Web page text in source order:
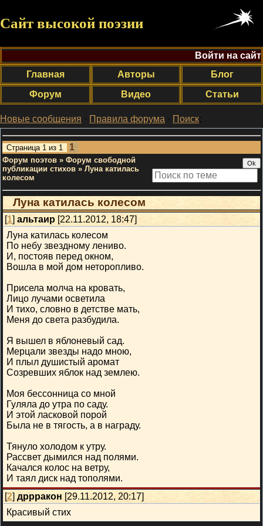
Сайт высокой поэзии
Войти на сайт
Главная
Авторы
Блог
Форум
Видео Статьи
Новые сообщения · Правила форума · Поиск;
Страница 1 из 1 1
Форум поэтов » Форум свободной
публикации стихов » Луна катилась
колесом
Луна катилась колесом
[1] альтаир [22.11.2012, 18:47]
Луна катилась колесом
По небу звездному лениво.
И, постояв перед окном,
Вошла в мой дом неторопливо.
Присела молча на кровать,
Лицо лучами осветила
И тихо, словно в детстве мать,
Меня до света разбудила.
Я вышел в яблоневый сад.
Мерцали звезды надо мною,
И плыл душистый аромат
Созревших яблок над землею.
Моя бессонница со мной
Гуляла до утра по саду.
И этой ласковой порой
Была не в тягость, а в награду.
Тянуло холодом к утру.
Рассвет дымился над полями.
Качался колос на ветру,
И таял диск над тополями.
[2] дррракон [29.11.2012, 20:17]
Красивый стих